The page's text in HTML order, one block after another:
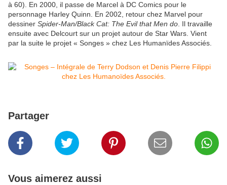
à 60). En 2000, il passe de Marcel à DC Comics pour le
personnage Harley Quinn. En 2002, retour chez Marvel pour
dessiner Spider-Man/Black Cat: The Evil that Men do . Il travaille
ensuite avec Delcourt sur un projet autour de Star Wars. Vient
par la suite le projet « Songes » chez Les Humanïdes Associés.
Partager
Vous aimerez aussi